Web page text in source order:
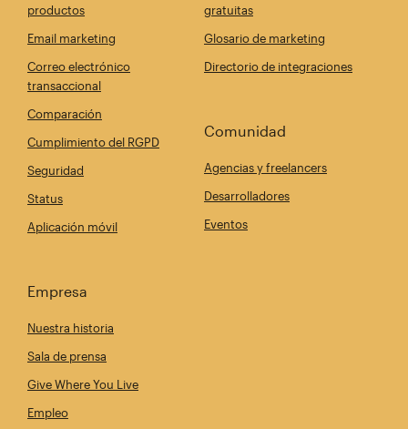
productos
Email marketing
Correo electrónico
transaccional
Comparación
Cumplimiento del RGPD
Seguridad
Status
Aplicación móvil
gratuitas
Glosario de marketing
Directorio de integraciones
Comunidad
Agencias y freelancers
Desarrolladores
Eventos
Empresa
Nuestra historia
Sala de prensa
Give Where You Live
Empleo